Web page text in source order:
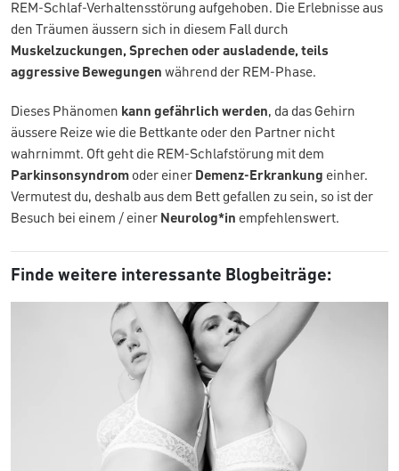
REM-Schlaf-Verhaltensstörung aufgehoben. Die Erlebnisse aus
den Träumen äussern sich in diesem Fall durch
Muskelzuckungen, Sprechen oder ausladende, teils
aggressive Bewegungen während der REM-Phase.
Dieses Phänomen kann gefährlich werden, da das Gehirn
äussere Reize wie die Bettkante oder den Partner nicht
wahrnimmt. Oft geht die REM-Schlafstörung mit dem
Parkinsonsyndrom oder einer Demenz-Erkrankung einher.
Vermutest du, deshalb aus dem Bett gefallen zu sein, so ist der
Besuch bei einem / einer Neurolog*in empfehlenswert.
Finde weitere interessante Blogbeiträge: